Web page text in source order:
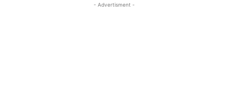
- Advertisment -